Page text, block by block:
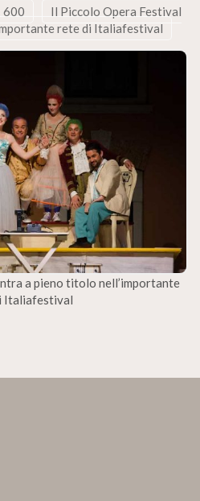
600
Il Piccolo Opera Festival
rete di Italiafestival
a pieno titolo nell’importante
Italiafestival